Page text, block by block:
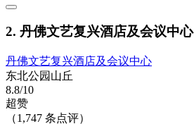
2. 丹佛文艺复兴酒店及会议中心
丹佛文艺复兴酒店及会议中心
东北公园山丘
8.8/10
超赞
（1,747 条点评）